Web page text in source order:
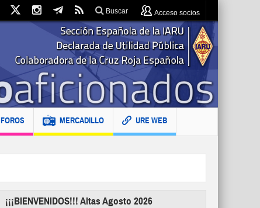
Buscar Acceso socios
FOROS MERCADILLO URE WEB
¡¡¡BIENVENIDOS!!! Altas Agosto 2026